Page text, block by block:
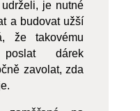
je nutné
a budovat užší
že takovému
dárek
zavolat, zda